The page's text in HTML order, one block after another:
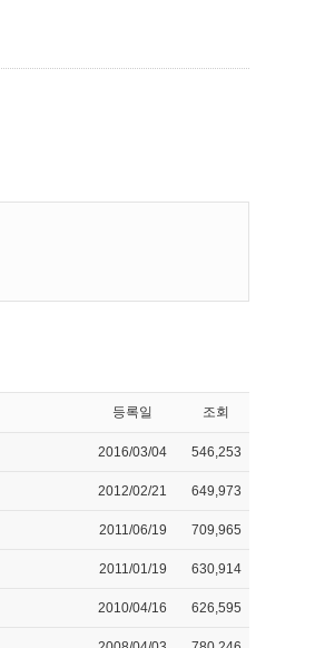
등록일 조회
2016/03/04 546,253
2012/02/21 649,973
2011/06/19 709,965
2011/01/19 630,914
2010/04/16 626,595